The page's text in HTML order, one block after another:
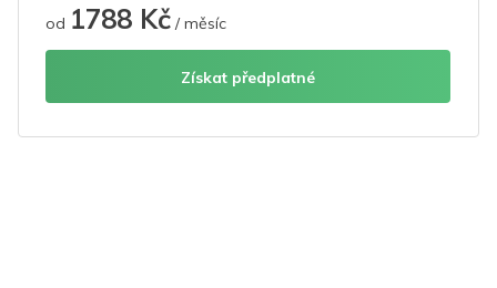
od 1788 Kč / měsíc
Získat předplatné